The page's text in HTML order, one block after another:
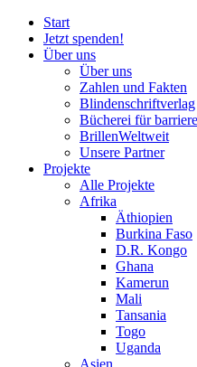
Start
Jetzt spenden!
Über uns
Über uns
Zahlen und Fakten
Blindenschriftverlag
Bücherei für
BrillenWeltweit
Unsere Partner
Projekte
Alle Projekte
Afrika
Äthiopien
Burkina Faso
D.R. Kongo
Ghana
Kamerun
Mali
Tansania
Togo
Uganda
Asien